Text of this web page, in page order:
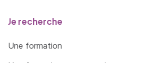
Je recherche
Une formation